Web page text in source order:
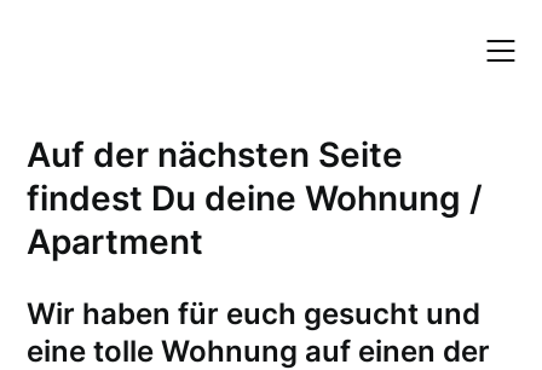
Auf der nächsten Seite
findest Du deine Wohnung /
Apartment
Wir haben für euch gesucht und
eine tolle Wohnung auf einen der